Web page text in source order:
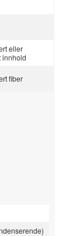
eller
innhold
fiber